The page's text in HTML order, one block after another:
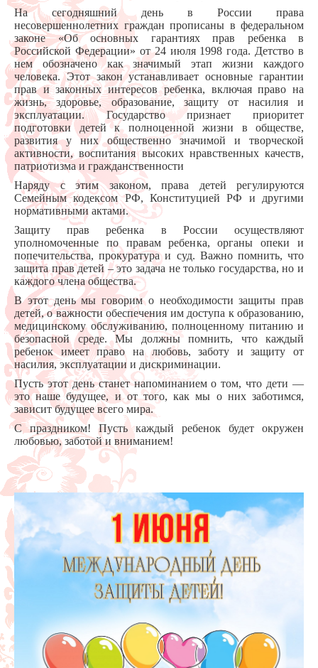
На сегодняшний день в России права
несовершеннолетних граждан прописаны в федеральном
законе «Об основных гарантиях прав ребенка в
Российской Федерации» от 24 июля 1998 года. Детство в
нем обозначено как значимый этап жизни каждого
человека. Этот закон устанавливает основные гарантии
прав и законных интересов ребенка, включая право на
жизнь, здоровье, образование, защиту от насилия и
эксплуатации. Государство признает приоритет
подготовки детей к полноценной жизни в обществе,
развития у них общественно значимой и творческой
активности, воспитания высоких нравственных качеств,
патриотизма и гражданственности
Наряду с этим законом, права детей регулируются
Семейным кодексом РФ, Конституцией РФ и другими
нормативными актами.
Защиту прав ребенка в России осуществляют
уполномоченные по правам ребенка, органы опеки и
попечительства, прокуратура и суд. Важно помнить, что
защита прав детей – это задача не только государства, но и
каждого члена общества.
В этот день мы говорим о необходимости защиты прав
детей, о важности обеспечения им доступа к образованию,
медицинскому обслуживанию, полноценному питанию и
безопасной среде. Мы должны помнить, что каждый
ребенок имеет право на любовь, заботу и защиту от
насилия, эксплуатации и дискриминации.
Пусть этот день станет напоминанием о том, что дети —
это наше будущее, и от того, как мы о них заботимся,
зависит будущее всего мира.
С праздником! Пусть каждый ребенок будет окружен
любовью, заботой и вниманием!